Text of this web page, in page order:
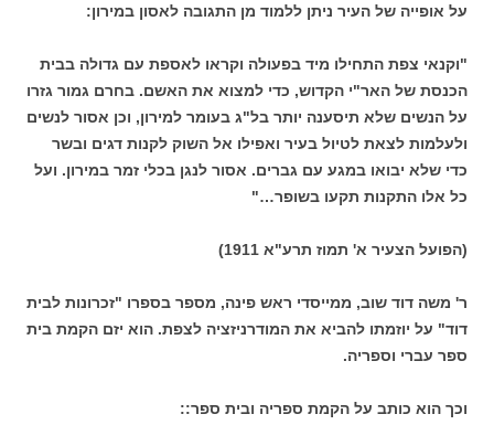
על אופייה של העיר ניתן ללמוד מן התגובה לאסון במירון:
"וקנאי צפת התחילו מיד בפעולה וקראו לאספת עם גדולה בבית
הכנסת של האר"י הקדוש, כדי למצוא את האשם. בחרם גמור גזרו
על הנשים שלא תיסענה יותר בל"ג בעומר למירון, וכן אסור לנשים
ולעלמות לצאת לטיול בעיר ואפילו אל השוק לקנות דגים ובשר
כדי שלא יבואו במגע עם גברים. אסור לנגן בכלי זמר במירון. ועל
כל אלו התקנות תקעו בשופר…"
(הפועל הצעיר א' תמוז תרע"א 1911)
ר' משה דוד שוב, ממייסדי ראש פינה, מספר בספרו "זכרונות לבית
דוד" על יוזמתו להביא את המודרניזציה לצפת. הוא יזם הקמת בית
ספר עברי וספריה.
וכך הוא כותב על הקמת ספריה ובית ספר::